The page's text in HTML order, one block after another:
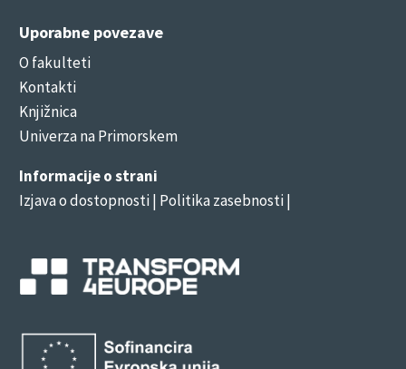
Uporabne povezave
O fakulteti
Kontakti
Knjižnica
Univerza na Primorskem
Informacije o strani
Izjava o dostopnosti| Politika zasebnosti |